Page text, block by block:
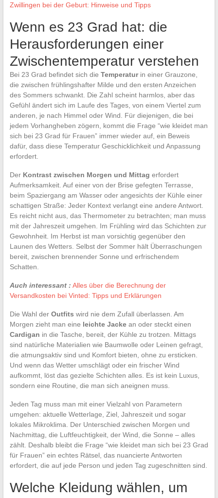
Zwillingen bei der Geburt: Hinweise und Tipps
Wenn es 23 Grad hat: die
Herausforderungen einer
Zwischentemperatur verstehen
Bei 23 Grad befindet sich die Temperaturin einer Grauzone,
die zwischen frühlingshafter Milde und den ersten Anzeichen
des Sommers schwankt. Die Zahl scheint harmlos, aber das
Gefühl ändert sich im Laufe des Tages, von einem Viertel zum
anderen, je nach Himmel oder Wind. Für diejenigen, die bei
jedem Vorhangheben zögern, kommt die Frage “wie kleidet man
sich bei 23 Grad für Frauen” immer wieder auf, ein Beweis
dafür, dass diese Temperatur Geschicklichkeit und Anpassung
erfordert.
Der Kontrast zwischen Morgen und Mittag erfordert
Aufmerksamkeit. Auf einer von der Brise gefegten Terrasse,
beim Spaziergang am Wasser oder angesichts der Kühle einer
schattigen Straße: Jeder Kontext verlangt eine andere Antwort.
Es reicht nicht aus, das Thermometer zu betrachten; man muss
mit der Jahreszeit umgehen. Im Frühling wird das Schichten zur
Gewohnheit. Im Herbst ist man vorsichtig gegenüber den
Launen des Wetters. Selbst der Sommer hält Überraschungen
bereit, zwischen brennender Sonne und erfrischendem
Schatten.
Auch interessant : Alles über die Berechnung der
Versandkosten bei Vinted: Tipps und Erklärungen
Die Wahl der Outfits wird nie dem Zufall überlassen. Am
Morgen zieht man eine leichte Jackean oder steckt einen
Cardigan in die Tasche, bereit, der Kühle zu trotzen. Mittags
sind natürliche Materialien wie Baumwolle oder Leinen gefragt,
die atmungsaktiv sind und Komfort bieten, ohne zu ersticken.
Und wenn das Wetter umschlägt oder ein frischer Wind
aufkommt, löst das gezielte Schichten alles. Es ist kein Luxus,
sondern eine Routine, die man sich aneignen muss.
Jeden Tag muss man mit einer Vielzahl von Parametern
umgehen: aktuelle Wetterlage, Ziel, Jahreszeit und sogar
lokales Mikroklima. Der Unterschied zwischen Morgen und
Nachmittag, die Luftfeuchtigkeit, der Wind, die Sonne – alles
zählt. Deshalb bleibt die Frage “wie kleidet man sich bei 23 Grad
für Frauen” ein echtes Rätsel, das nuancierte Antworten
erfordert, die auf jede Person und jeden Tag zugeschnitten sind.
Welche Kleidung wählen, um